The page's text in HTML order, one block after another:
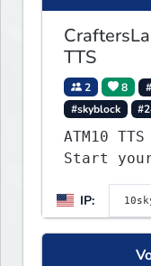
TTS
2 8
#skyblock
ATM10
Start
IP: